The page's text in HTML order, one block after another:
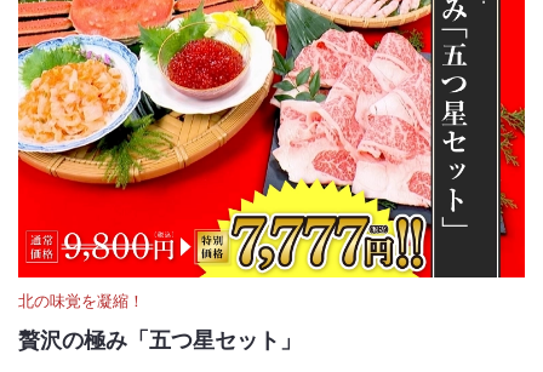
北の味覚を凝縮！
贅沢の極み「五つ星セット」